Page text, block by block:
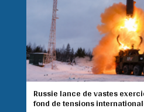
Russie lance de vastes
fond de tensions